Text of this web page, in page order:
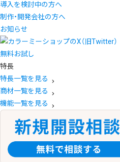
導入を検討中の方へ
制作・開発会社の方へ
お知らせ
無料お試し
特長
特長一覧を見る
商材一覧を見る
機能一覧を見る